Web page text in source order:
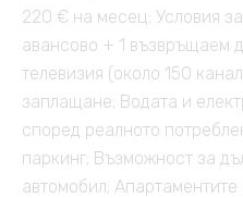
220 € на месец; Условия
авансово + 1 възвръщаем
телевизия (около 150
заплащане; Водата и
според реалното
паркинг; Възможност за
автомобил;